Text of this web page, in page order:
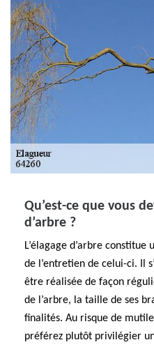
Qu’est-ce que vous
d’arbre ?
L’élagage d’arbre
de l’entretien de celui-ci. Il
être réalisée de façon
de l’arbre, la taille de ses
finalités. Au risque de
préférez plutôt privilégier